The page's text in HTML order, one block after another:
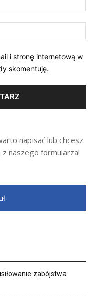
i stronę internetową w
skomentuję.
napisać lub chcesz
naszego formularza!
zabójstwa